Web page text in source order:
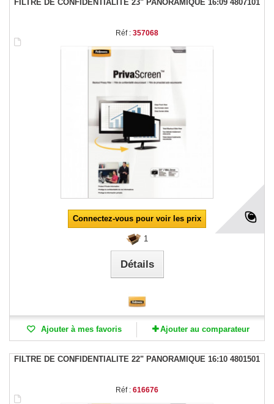
FILTRE DE CONFIDENTIALITE 23" PANORAMIQUE 16:09 4807101
Réf : 357068
Connectez-vous pour voir les prix
1
Détails
Ajouter à mes favoris Ajouter au comparateur
FILTRE DE CONFIDENTIALITE 22" PANORAMIQUE 16:10 4801501
Réf : 616676